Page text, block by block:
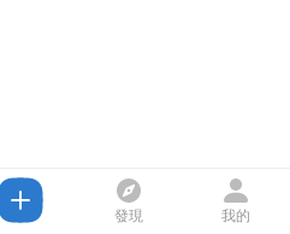
發現 我的